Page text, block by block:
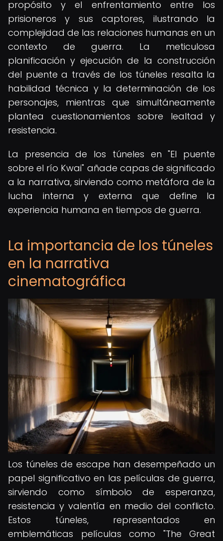
propósito y el enfrentamiento entre los
prisioneros y sus captores, ilustrando la
complejidad de las relaciones humanas en un
contexto de guerra. La meticulosa
planificación y ejecución de la construcción
del puente a través de los túneles resalta la
habilidad técnica y la determinación de los
personajes, mientras que simultáneamente
plantea cuestionamientos sobre lealtad y
resistencia.
La presencia de los túneles en "El puente
sobre el río Kwai" añade capas de significado
a la narrativa, sirviendo como metáfora de la
lucha interna y externa que define la
experiencia humana en tiempos de guerra.
La importancia de los túneles
en la narrativa
cinematográfica
Los túneles de escape han desempeñado un
papel significativo en las películas de guerra,
sirviendo como símbolo de esperanza,
resistencia y valentía en medio del conflicto.
Estos túneles, representados en
emblemáticas películas como "The Great